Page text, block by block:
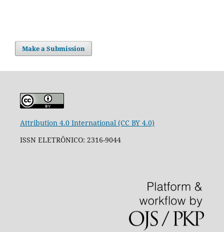
Make a Submission
Attribution 4.0 International (CC BY 4.0)
ISSN ELETRÔNICO: 2316-9044